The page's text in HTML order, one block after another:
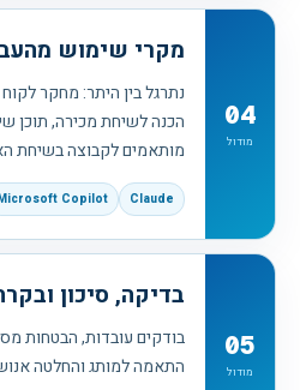
04
מודול
מקרי שימוש
נתרגל בין היתר: מחקר
הכנה לשיחת מכירה, תוכן
מותאמים לקבוצה בשיחת
Claude
Copilot
05
מודול
בדיקה, סיכון
בודקים עובדות, הבטחות
התאמה למותג והחלטה